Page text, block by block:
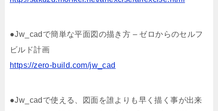
●Jw_cadで簡単な平面図の描き方 – ゼロからのセルフ
ビルド計画
https://zero-build.com/jw_cad
●Jw_cadで使える、図面を誰よりも早く描く事が出来